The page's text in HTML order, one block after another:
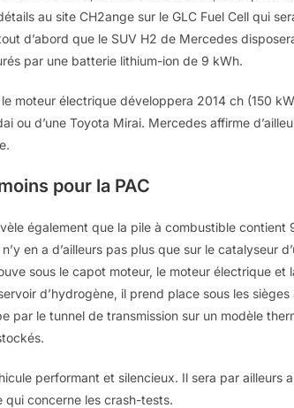
au site CH2ange sur le GLC Fuel Cell qui
d’abord que le SUV H2 de Mercedes
par une batterie lithium-ion de 9 kWh.
moteur électrique développera 2014 ch (150
ou d’une Toyota Mirai. Mercedes affirme
pour la PAC
également que la pile à combustible
en a d’ailleurs pas plus que sur le catalyseur
sous le capot moteur, le moteur électrique
d’hydrogène, il prend place sous les
par le tunnel de transmission sur un modèle
performant et silencieux. Il sera par ailleurs
qui concerne les crash-tests.